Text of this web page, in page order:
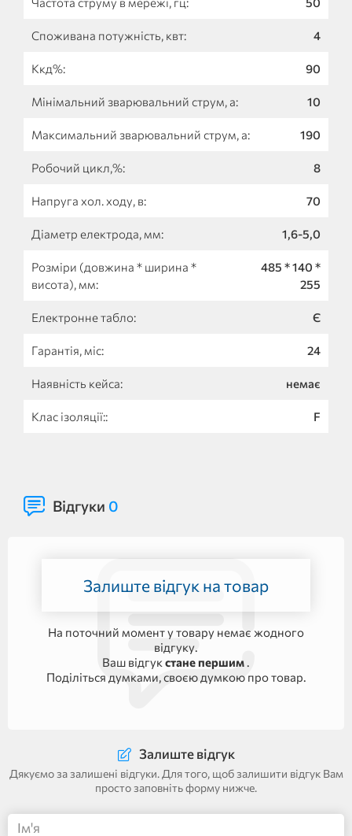
Споживана потужність, квт: 4
Ккд%: 90
Мінімальний зварювальний струм, а: 10
Максимальний зварювальний струм, а: 190
Робочий цикл,%: 8
Напруга хол. ходу, в: 70
Діаметр електрода, мм: 1,6-5,0
Розміри (довжина * ширина *
висота), мм:
485 * 140 *
255
Електронне табло: Є
Гарантія, міс: 24
Наявність кейса: немає
Клас ізоляції:: F
Відгуки 0
Залиште відгук на товар
На поточний момент у товару немає жодного
відгуку.
Ваш відгук стане першим .
Поділіться думками, своєю думкою про товар.
Залиште відгук
Дякуємо за залишені відгуки. Для того, щоб залишити відгук Вам
просто заповніть форму нижче.